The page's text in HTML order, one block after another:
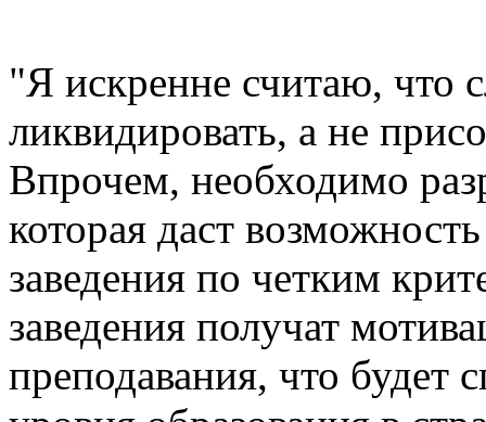
"Я искренне считаю, что
ликвидировать, а не
Впрочем, необходимо
которая даст
заведения по четким
заведения получат
преподавания, что будет